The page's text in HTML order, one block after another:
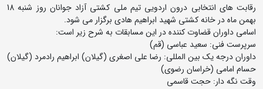
رقابت های انتخابی درون اردویی تیم ملی کشتی آزاد جوانان روز شنبه 18
بهمن ماه در خانه کشتی شهید ابراهیم هادی برگزار می شود.
اسامی داوران قضاوت کننده در این مسابقات به شرح زیر است:
سرپرست فنی: سعید عباسی (قم)
داوران درجه یک بین المللی: رضا علی اصغری (گیلان) ابراهیم رادمرد (گیلان)
حسام امامی (خراسان رضوی)
وقت نگه دار: حجت قاسمی